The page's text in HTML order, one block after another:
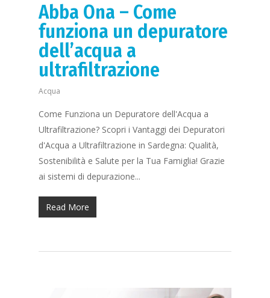
Abba Ona – Come
funziona un depuratore
dell’acqua a
ultrafiltrazione
Acqua
Come Funziona un Depuratore dell'Acqua a
Ultrafiltrazione? Scopri i Vantaggi dei Depuratori
d'Acqua a Ultrafiltrazione in Sardegna: Qualità,
Sostenibilità e Salute per la Tua Famiglia! Grazie
ai sistemi di depurazione...
Read More
Prodotti
News
Richiedi